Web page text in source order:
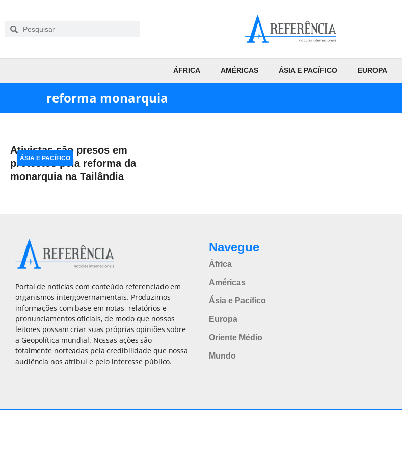
ÁFRICA AMÉRICAS ÁSIA E PACÍFICO EUROPA
reforma monarquia
Ativistas são presos em
protestos pela reforma da
monarquia na Tailândia
ÁSIA E PACÍFICO
Portal de notícias com conteúdo referenciado em
organismos intergovernamentais. Produzimos
informações com base em notas, relatórios e
pronunciamentos oficiais, de modo que nossos
leitores possam criar suas próprias opiniões sobre
a Geopolítica mundial. Nossas ações são
totalmente norteadas pela credibilidade que nossa
audiência nos atribui e pelo interesse público.
Navegue
África
Américas
Ásia e Pacífico
Europa
Oriente Médio
Mundo